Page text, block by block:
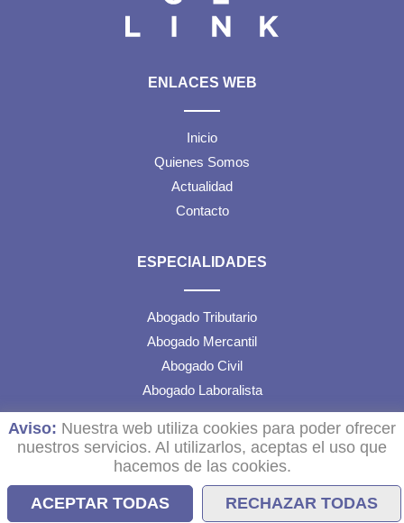
Aviso: Nuestra web utiliza cookies para poder ofrecer
nuestros servicios. Al utilizarlos, aceptas el uso que
hacemos de las cookies.
ACEPTAR TODAS RECHAZAR TODAS
ENLACES WEB
Inicio
Quienes Somos
Actualidad
Contacto
ESPECIALIDADES
Abogado Tributario
Abogado Mercantil
Abogado Civil
Abogado Laboralista
TEXTOS LEGALES
Aviso Legal